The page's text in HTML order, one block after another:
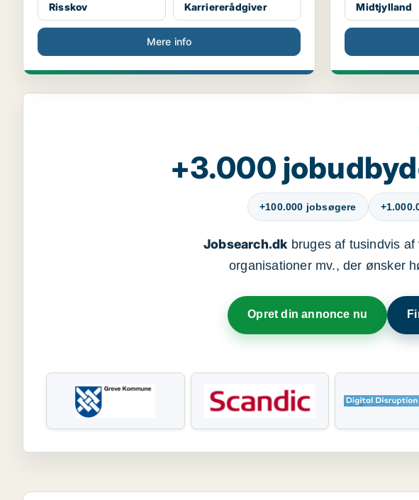
Risskov
Karriererådgiver
Mere info
Midtjylland
+3.000
+100.000 jobsøgere
Jobsearch.dkbruges af tusindvis af
organisationer mv., der ønsker
Opret din annonce nu